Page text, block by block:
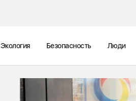
Экология Безопасность Люди